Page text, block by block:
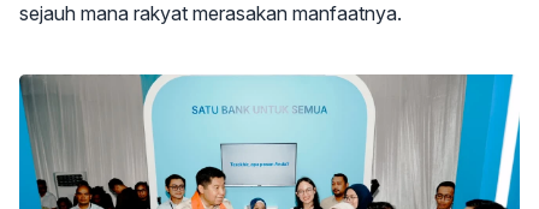
sejauh mana rakyat merasakan manfaatnya.